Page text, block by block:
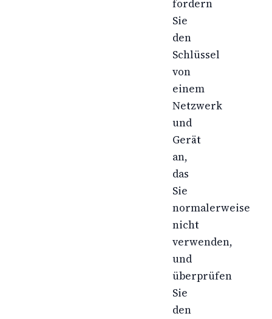
fordern
Sie
den
Schlüssel
von
einem
Netzwerk
und
Gerät
an,
das
Sie
normalerweise
nicht
verwenden,
und
überprüfen
Sie
den